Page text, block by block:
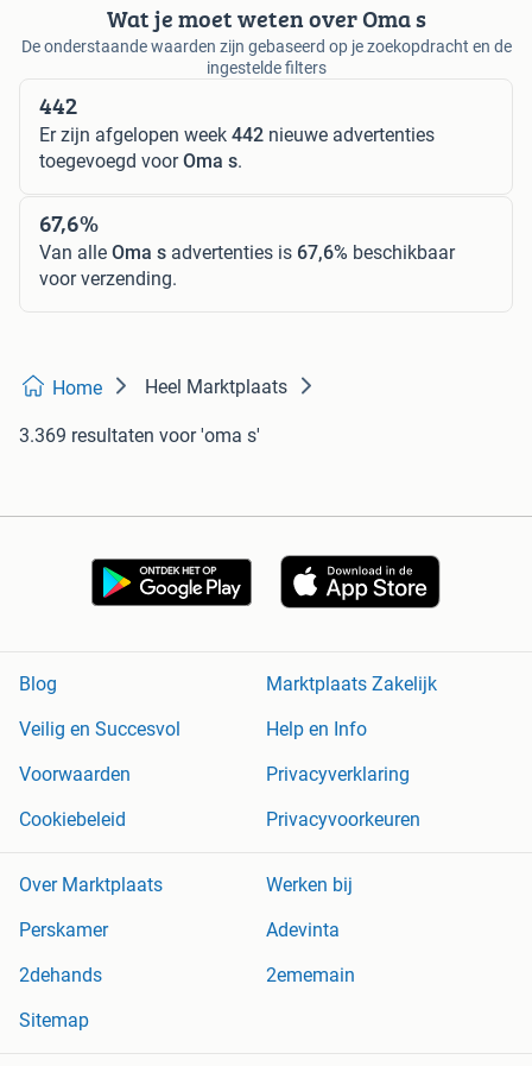
Wat je moet weten over Oma s
De onderstaande waarden zijn gebaseerd op je zoekopdracht en de
ingestelde filters
442
Er zijn afgelopen week 442 nieuwe advertenties
toegevoegd voorOma s.
67,6%
Van alle Oma s advertenties is 67,6% beschikbaar
voor verzending.
Home Heel Marktplaats
3.369 resultaten voor 'oma s'
Blog
Marktplaats Zakelijk
Veilig en Succesvol
Help en Info
Voorwaarden
Privacyverklaring
Cookiebeleid
Privacyvoorkeuren
Over Marktplaats
Werken bij
Perskamer
Adevinta
2dehands
2ememain
Sitemap